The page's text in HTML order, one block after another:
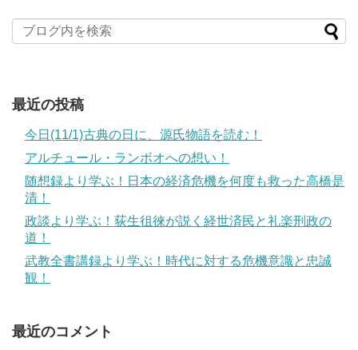
最近の投稿
今日(11/1)古典の日に、源氏物語を読む！
アルチュール・ランボオへの想い！
随想録より学ぶ！日本の経済危機を何度も救った高橋是
清！
政談より学ぶ！荻生徂徠が説く経世済民と礼楽刑政の
道！
武教全書講録より学ぶ！時代に対する危機意識と忠誠
観！
最近のコメント